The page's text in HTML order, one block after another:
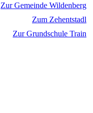
Zur Gemeinde Wildenberg
Zum Zehentstadl
Zur Grundschule Train